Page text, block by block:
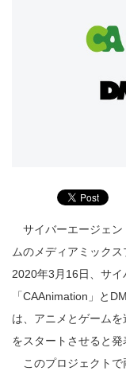
サイバーエージェン
ムのメディアミック
2020年3月16日、サ
「CAAnimation」と
は、アニメとゲーム
をスタートさせると発
このプロジェクトで